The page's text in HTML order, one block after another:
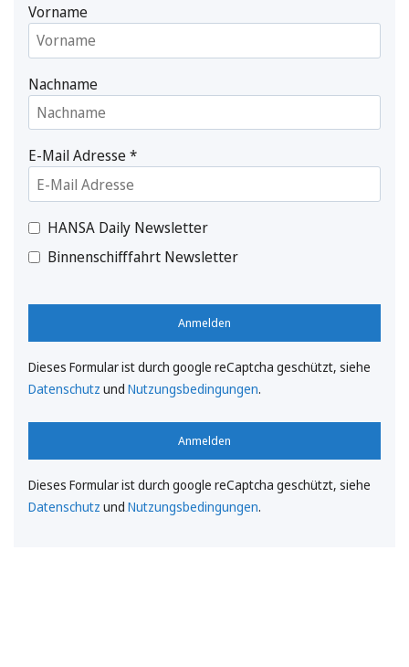
Vorname
Nachname
E-Mail Adresse*
HANSA Daily Newsletter
Binnenschifffahrt Newsletter
Anmelden
Dieses Formular ist durch google reCaptcha geschützt, siehe
Datenschutz und Nutzungsbedingungen.
Anmelden
Dieses Formular ist durch google reCaptcha geschützt, siehe
Datenschutz und Nutzungsbedingungen.